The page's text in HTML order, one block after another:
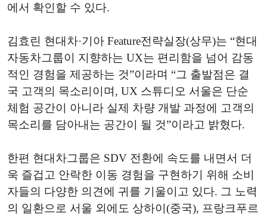
에서 확인할 수 있다.
김효린 현대차·기아 Feature전략실장(상무)는 “현대
자동차그룹이 지향하는 UX는 편리함을 넘어 감동
적인 경험을 제공하는 것”이라며 “그 출발점은 결
국 고객의 목소리이며, UX 스튜디오 서울은 단순
체험 공간이 아니라 실제 차량 개발 과정에 고객의
목소리를 담아내는 공간이 될 것”이라고 밝혔다.
한편 현대차그룹은 SDV 전환에 속도를 내면서 더
욱 즐겁고 안락한 이동 경험을 구현하기 위해 소비
자들의 다양한 의견에 귀를 기울이고 있다. 그 노력
의 일환으로 서울 외에도 상하이(중국), 프랑크푸르